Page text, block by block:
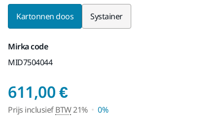
Kartonnen doos Systainer
Mirka code
MID7504044
611,00 €Prijs inclusief BTW
Prijs inclusiefBTW21%
0%